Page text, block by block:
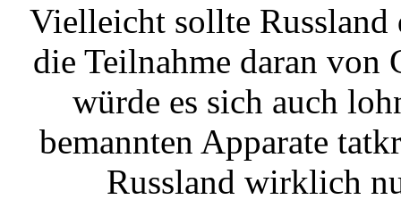
Vielleicht sollte Russland
die Teilnahme daran
würde es sich auch
bemannten Apparate
Russland wirklich